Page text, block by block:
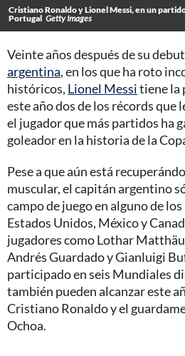
Cristiano Ronaldo y Lionel Messi, en un
Portugal Getty Images
Veinte años después de su
argentina, en los que ha roto
históricos, Lionel Messitiene la
este año dos de los récords que
el jugador que más partidos ha
goleador en la historia de la
Pese a que aún está
muscular, el capitán argentino
campo de juego en alguno de
Estados Unidos, México y
jugadores como Lothar
Andrés Guardado y Gianluigi
participado en seis Mundiales
también pueden alcanzar este
Cristiano Ronaldo y el
Ochoa.